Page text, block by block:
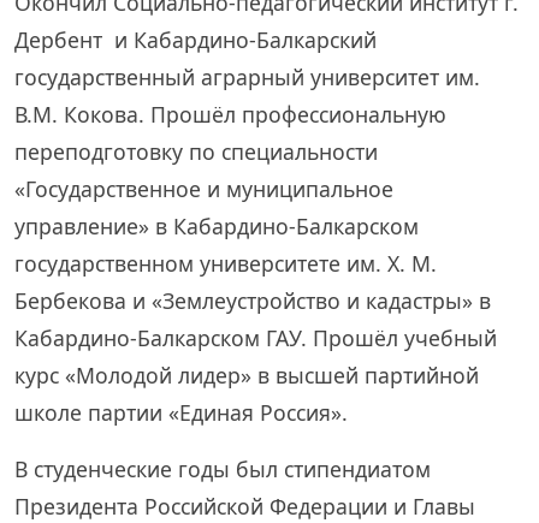
Дербент и Кабардино-Балкарский
государственный аграрный университет им.
В.М. Кокова. Прошёл профессиональную
переподготовку по специальности
«Государственное и муниципальное
управление» в Кабардино-Балкарском
государственном университете им. Х. М.
Бербекова и «Землеустройство и кадастры» в
Кабардино-Балкарском ГАУ. Прошёл учебный
курс «Молодой лидер» в высшей партийной
школе партии «Единая Россия».
В студенческие годы был стипендиатом
Президента Российской Федерации и Главы